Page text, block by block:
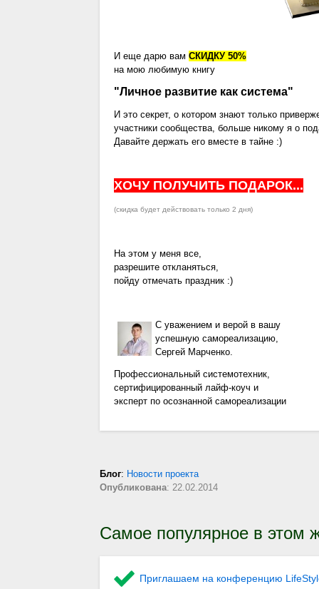
И еще дарю вам СКИДКУ 50%
на мою любимую книгу
"Личное развитие как система"
И это секрет, о котором знают только
участники сообщества, больше никому я о
Давайте держать его вместе в тайне :)
ХОЧУ ПОЛУЧИТЬ ПОДАРОК...
(скидка будет действовать только 2 дня)
На этом у меня все,
разрешите откланяться,
пойду отмечать праздник :)
С уважением и верой в вашу
успешную самореализацию,
Сергей Марченко.
Профессиональный системотехник,
сертифицированный лайф-коуч и
эксперт по осознанной самореализации
Блог: Новости проекта
Опубликована: 22.02.2014
Самое популярное в этом
Приглашаем на конференцию